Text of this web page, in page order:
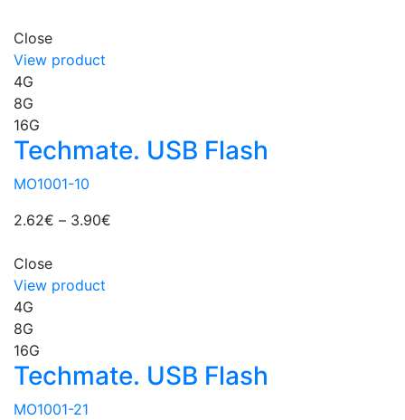
Close
View product
4G
8G
16G
Techmate. USB Flash
MO1001-10
2.62€ – 3.90€
Close
View product
4G
8G
16G
Techmate. USB Flash
MO1001-21